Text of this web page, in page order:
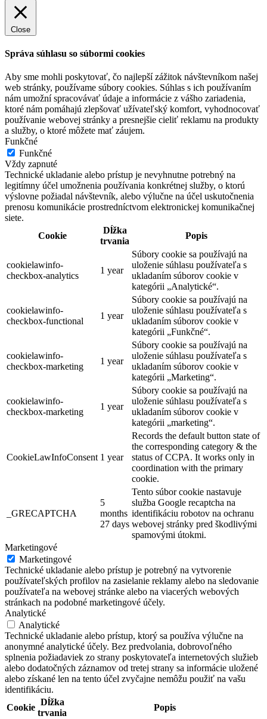
Close
Správa súhlasu so súbormi cookies
Aby sme mohli poskytovať, čo najlepší zážitok návštevníkom našej
web stránky, používame súbory cookies. Súhlas s ich používaním
nám umožní spracovávať údaje a informácie z vášho zariadenia,
ktoré nám pomáhajú zlepšovať užívateľský komfort, vyhodnocovať
používanie webovej stránky a presnejšie cieliť reklamu na produkty
a služby, o ktoré môžete mať záujem.
Funkčné
Funkčné
Vždy zapnuté
Technické ukladanie alebo prístup je nevyhnutne potrebný na
legitímny účel umožnenia používania konkrétnej služby, o ktorú
výslovne požiadal návštevník, alebo výlučne na účel uskutočnenia
prenosu komunikácie prostredníctvom elektronickej komunikačnej
siete.
Cookie
Dĺžka
trvania
Popis
cookielawinfo-
checkbox-analytics
1 year
Súbory cookie sa používajú na
uloženie súhlasu používateľa s
ukladaním súborov cookie v
kategórii „Analytické“.
cookielawinfo-
checkbox-functional
1 year
Súbory cookie sa používajú na
uloženie súhlasu používateľa s
ukladaním súborov cookie v
kategórii „Funkčné“.
cookielawinfo-
checkbox-marketing
1 year
Súbory cookie sa používajú na
uloženie súhlasu používateľa s
ukladaním súborov cookie v
kategórii „Marketing“.
cookielawinfo-
checkbox-marketing
1 year
Súbory cookie sa používajú na
uloženie súhlasu používateľa s
ukladaním súborov cookie v
kategórii „marketing“.
CookieLawInfoConsent 1 year
Records the default button state of
the corresponding category & the
status of CCPA. It works only in
coordination with the primary
cookie.
_GRECAPTCHA
5
months
27 days
Tento súbor cookie nastavuje
služba Google recaptcha na
identifikáciu robotov na ochranu
webovej stránky pred škodlivými
spamovými útokmi.
Marketingové
Marketingové
Technické ukladanie alebo prístup je potrebný na vytvorenie
používateľských profilov na zasielanie reklamy alebo na sledovanie
používateľa na webovej stránke alebo na viacerých webových
stránkach na podobné marketingové účely.
Analytické
Analytické
Technické ukladanie alebo prístup, ktorý sa používa výlučne na
anonymné analytické účely. Bez predvolania, dobrovoľného
splnenia požiadaviek zo strany poskytovateľa internetových služieb
alebo dodatočných záznamov od tretej strany sa informácie uložené
alebo získané len na tento účel zvyčajne nemôžu použiť na vašu
identifikáciu.
Cookie
Dĺžka
trvania
Popis